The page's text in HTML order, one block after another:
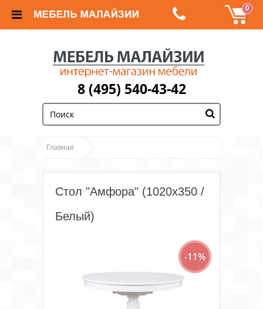
0
8 (495) 540-43-42
Главная
Столы Столы из массива и МДФ
Стол "Амфора" (1020х350 / Белый)
Стол "Амфора" (1020х350 /
Белый)
-11%